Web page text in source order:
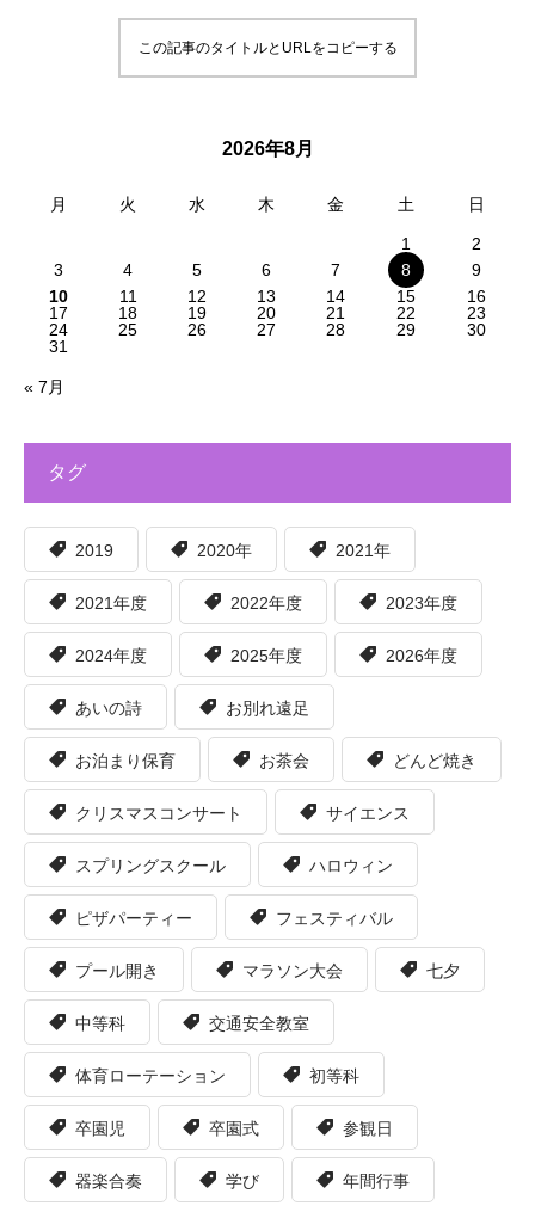
この記事のタイトルとURLをコピーする
2026年8月
月 火 水 木 金 土 日
1
2
3
4 5 6 7 8
9
10
11 12 13 14 15
16
17
18 19 20 21 22
23
24
25 26 27 28 29
30
31
« 7月
タグ
2019 2020年 2021年
2021年度 2022年度 2023年度
2024年度 2025年度 2026年度
あいの詩 お別れ遠足
お泊まり保育 お茶会 どんど焼き
クリスマスコンサート サイエンス
スプリングスクール ハロウィン
ピザパーティー フェスティバル
プール開き マラソン大会 七夕
中等科 交通安全教室
体育ローテーション 初等科
卒園児 卒園式 参観日
器楽合奏 学び 年間行事